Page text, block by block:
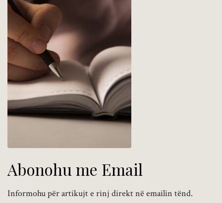
Abonohu me Email
Informohu për artikujt e rinj direkt në emailin tënd.